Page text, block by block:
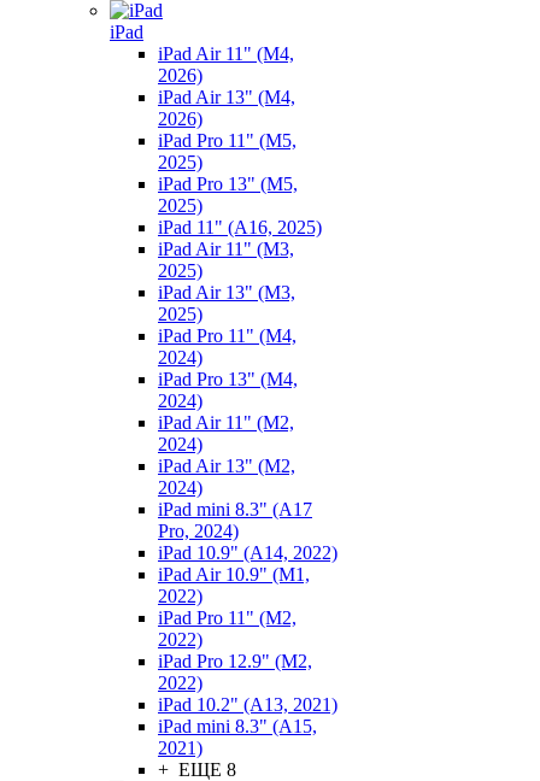
iPad
iPad Air 11" (M4,
2026)
iPad Air 13" (M4,
2026)
iPad Pro 11" (M5,
2025)
iPad Pro 13" (M5,
2025)
iPad 11" (A16, 2025)
iPad Air 11" (M3,
2025)
iPad Air 13" (M3,
2025)
iPad Pro 11" (M4,
2024)
iPad Pro 13" (M4,
2024)
iPad Air 11" (M2,
2024)
iPad Air 13" (M2,
2024)
iPad mini 8.3" (A17
Pro, 2024)
iPad 10.9" (A14, 2022)
iPad Air 10.9" (M1,
2022)
iPad Pro 11" (M2,
2022)
iPad Pro 12.9" (M2,
2022)
iPad 10.2" (A13, 2021)
iPad mini 8.3" (A15,
2021)
+ ЕЩЕ 8